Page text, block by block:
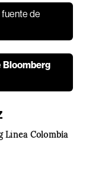
fuente de
Bloomberg
Línea Colombia